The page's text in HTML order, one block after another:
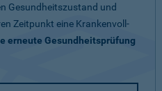
Gesundheitszustand und
Zeitpunkt eine Krankenvoll-
erneute Gesundheitsprüfung